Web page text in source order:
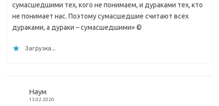
сумасшедшими тех, кого не понимаем, и дураками тех, кто
не понимает нас. Поэтому сумасшедшие считают всех
дураками, а дураки – сумасшедшими» ©
Загрузка...
Наум
13.02.2020